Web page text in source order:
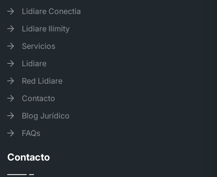
Lidiare Conectia
Lidiare Ilimity
Servicios
Lidiare
Red Lidiare
Contacto
Blog Jurídico
FAQs
Contacto